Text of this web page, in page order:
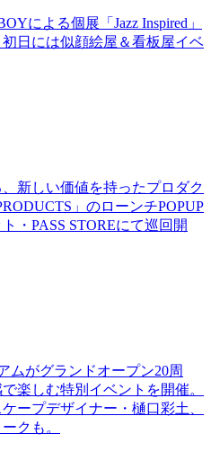
による個展「Jazz Inspired」
日には似顔絵屋＆看板屋イベ
新しい価値を持ったプロダク
」のローンチPOPUP
・PASS STOREにて巡回開
ムがグランドオープン20周
楽しむ特別イベントを開催。
ープデザイナー・樋口彩土、
クも。